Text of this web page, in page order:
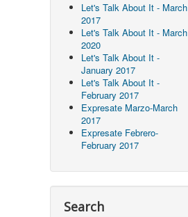
Let's Talk About It - March
2017
Let's Talk About It - March
2020
Let's Talk About It -
January 2017
Let's Talk About It -
February 2017
Expresate Marzo-March
2017
Expresate Febrero-
February 2017
Search